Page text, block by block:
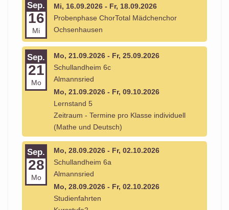
Sep.
16
Mi
Mi, 16.09.2026 - Fr, 18.09.2026
Probenphase ChorTotal Mädchenchor
Ochsenhausen
Sep.
21
Mo
Mo, 21.09.2026 - Fr, 25.09.2026
Schullandheim 6c
Almannsried
Mo, 21.09.2026 - Fr, 09.10.2026
Lernstand 5
Zeitraum - Termine pro Klasse individuell
(Mathe und Deutsch)
Sep.
28
Mo
Mo, 28.09.2026 - Fr, 02.10.2026
Schullandheim 6a
Almannsried
Mo, 28.09.2026 - Fr, 02.10.2026
Studienfahrten